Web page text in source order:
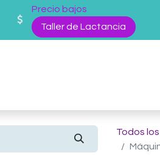
Precio bajos
Taller de Lactancia
Todos